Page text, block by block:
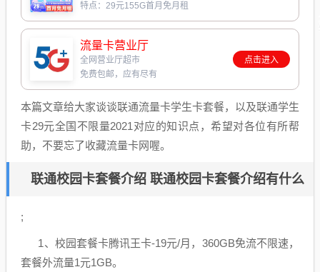
特点：29元155G首月免月租
流量卡营业厅
全网营业厅超市
免费包邮，应有尽有
点击进入
本篇文章给大家谈谈联通流量卡学生卡套餐，以及联通学生
卡29元全国不限量2021对应的知识点，希望对各位有所帮
助，不要忘了收藏流量卡网喔。
联通校园卡套餐介绍 联通校园卡套餐介绍有什么
;
1、校园套餐卡腾讯王卡-19元/月，360GB免流不限速，
套餐外流量1元1GB。